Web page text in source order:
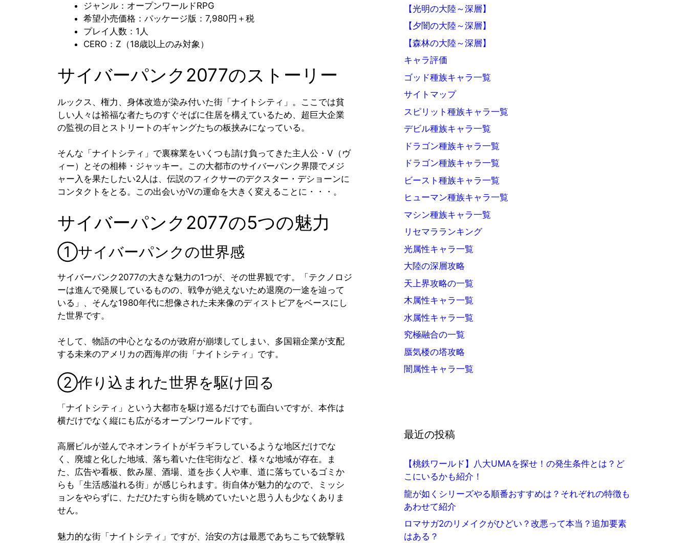
ジャンル：オープンワールドRPG
希望小売価格：パッケージ版：7,980円＋税
プレイ人数：1人
CERO：Z（18歳以上のみ対象）
サイバーパンク2077のストーリー
ルックス、権力、身体改造が染み付いた街「ナイトシティ」。ここでは貧
しい人々は裕福な者たちのすぐそばに住居を構えているため、超巨大企業
の監視の目とストリートのギャングたちの板挟みになっている。
そんな「ナイトシティ」で裏稼業をいくつも請け負ってきた主人公・V（ヴ
ィー）とその相棒・ジャッキー。この大都市のサイバーパンク界隈でメジ
ャー入を果たしたい2人は、伝説のフィクサーのデクスター・デショーンに
コンタクトをとる。この出会いがVの運命を大きく変えることに・・・。
サイバーパンク2077の5つの魅力
①サイバーパンクの世界感
サイバーパンク2077の大きな魅力の1つが、その世界観です。「テクノロジ
ーは進んで発展しているものの、戦争が絶えないため退廃の一途を辿って
いる」、そんな1980年代に想像された未来像のディストピアをベースにし
た世界です。
そして、物語の中心となるのが政府が崩壊してしまい、多国籍企業が支配
する未来のアメリカの西海岸の街「ナイトシティ」です。
②作り込まれた世界を駆け回る
「ナイトシティ」という大都市を駆け巡るだけでも面白いですが、本作は
横だけでなく縦にも広がるオープンワールドです。
高層ビルが並んでネオンライトがギラギラしているような地区だけでな
く、廃墟と化した地域、落ち着いた住宅街など、様々な地域が存在。ま
た、広告や看板、飲み屋、酒場、道を歩く人や車、道に落ちているゴミか
らも「生活感溢れる街」が感じられます。街自体が魅力的なので、ミッシ
ョンをやらずに、ただひたすら街を眺めていたいと思う人も少なくありま
せん。
魅力的な街「ナイトシティ」ですが、治安の方は最悪であちこちで銃撃戦
【光明の大陸～深層】
【夕闇の大陸～深層】
【森林の大陸～深層】
キャラ評価
ゴッド種族キャラ一覧
サイトマップ
スピリット種族キャラ一覧
デビル種族キャラ一覧
ドラゴン種族キャラ一覧
ドラゴン種族キャラ一覧
ビースト種族キャラ一覧
ヒューマン種族キャラ一覧
マシン種族キャラ一覧
リセマラランキング
光属性キャラ一覧
大陸の深層攻略
天上界攻略の一覧
木属性キャラ一覧
水属性キャラ一覧
究極融合の一覧
蜃気楼の塔攻略
闇属性キャラ一覧
最近の投稿
【桃鉄ワールド】八大UMAを探せ！の発生条件とは？ど
こにいるかも紹介！
龍が如くシリーズやる順番おすすめは？それぞれの特徴も
あわせて紹介
ロマサガ2のリメイクがひどい？改悪って本当？追加要素
はある？